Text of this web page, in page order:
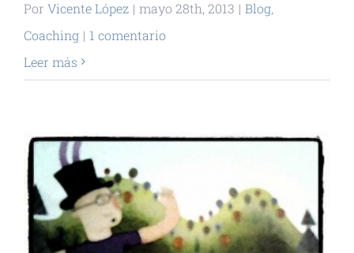
Por Vicente López | mayo 28th, 2013 | Blog,
Coaching | 1 comentario
Leer más